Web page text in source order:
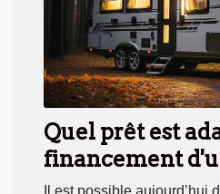
Quel prêt est
financement
?